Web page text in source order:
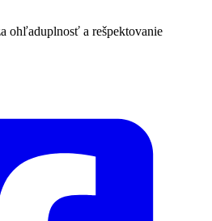
ohľaduplnosť a rešpektovanie